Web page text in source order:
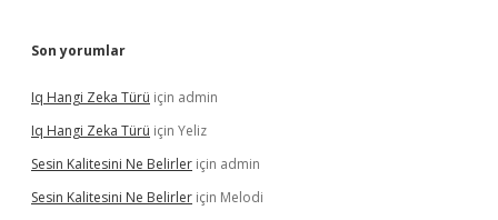
Son yorumlar
Iq Hangi Zeka Türü için admin
Iq Hangi Zeka Türü için Yeliz
Sesin Kalitesini Ne Belirler için admin
Sesin Kalitesini Ne Belirler için Melodi